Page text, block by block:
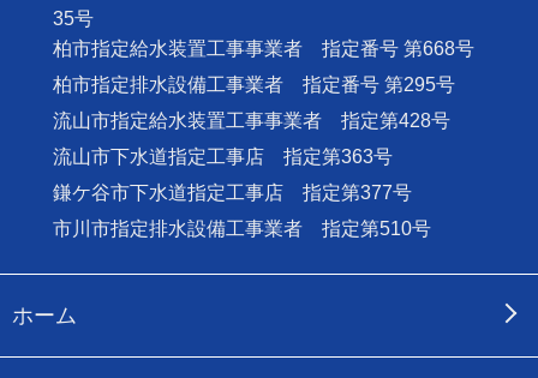
35号
柏市指定給水装置工事事業者 指定番号 第668号
柏市指定排水設備工事業者 指定番号 第295号
流山市指定給水装置工事事業者 指定第428号
流山市下水道指定工事店 指定第363号
鎌ケ谷市下水道指定工事店 指定第377号
市川市指定排水設備工事業者 指定第510号
ホーム